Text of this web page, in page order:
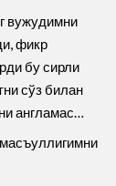
вужудимни
фикр
бу сирли
сўз билан
англамас…